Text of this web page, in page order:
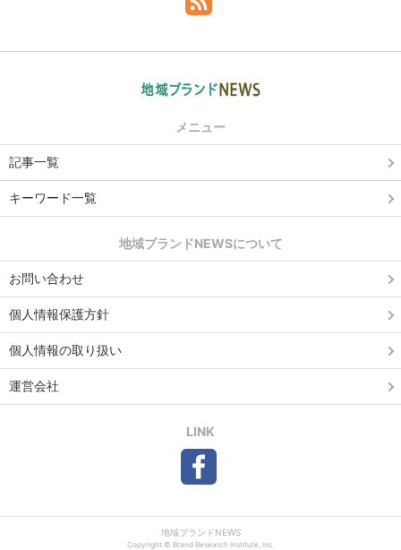
メニュー
記事一覧
キーワード一覧
地域ブランドNEWSについて
お問い合わせ
個人情報保護方針
個人情報の取り扱い
運営会社
LINK
地域ブランドNEWS
Copyright © Brand Research Institute, Inc.